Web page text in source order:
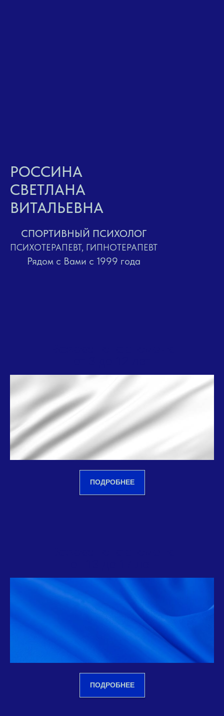
РОССИНА
СВЕТЛАНА
ВИТАЛЬЕВНА
СПОРТИВНЫЙ ПСИХОЛОГ
ПСИХОТЕРАПЕВТ, ГИПНОТЕРАПЕВТ
Рядом с Вами с 1999 года
ПОДРОБНЕЕ
ПОДРОБНЕЕ